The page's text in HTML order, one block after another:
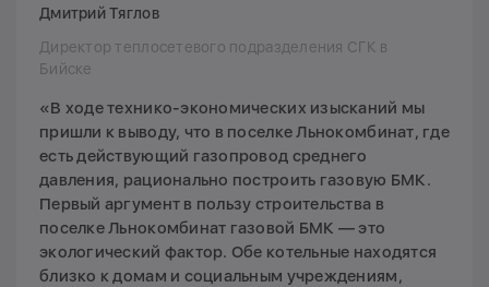
Дмитрий Тяглов
Директор теплосетевого подразделения СГК в
Бийске
«В ходе технико-экономических изысканий мы
пришли к выводу, что в поселке Льнокомбинат, где
есть действующий газопровод среднего
давления, рационально построить газовую БМК.
Первый аргумент в пользу строительства в
поселке Льнокомбинат газовой БМК — это
экологический фактор. Обе котельные находятся
близко к домам и социальным учреждениям,